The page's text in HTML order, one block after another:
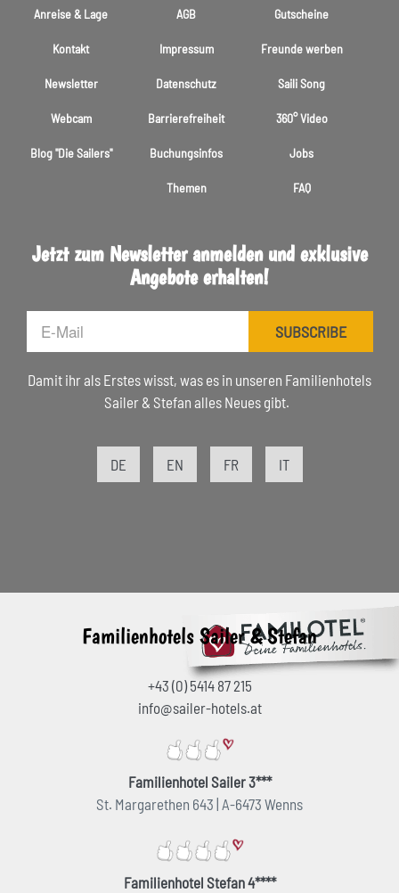
Anreise & Lage
Kontakt
Newsletter
Webcam
Blog "Die Sailers"
AGB
Impressum
Datenschutz
Barrierefreiheit
Buchungsinfos
Themen
Gutscheine
Freunde werben
Saili Song
360° Video
Jobs
FAQ
Jetzt zum Newsletter anmelden und exklusive
Angebote erhalten!
SUBSCRIBE
Damit ihr als Erstes wisst, was es in unseren Familienhotels
Sailer & Stefan alles Neues gibt.
DE EN FR IT
Familienhotels Sailer & Stefan
+43 (0) 5414 87 215
info@sailer-hotels.at
Familienhotel Sailer 3***
St. Margarethen 643 | A-6473 Wenns
Familienhotel Stefan 4****